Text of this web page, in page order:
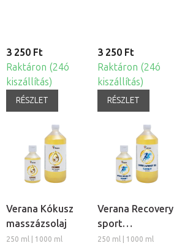
3 250 Ft
Raktáron (24ó
kiszállítás)
RÉSZLET
3 250 Ft
Raktáron (24ó
kiszállítás)
RÉSZLET
Verana Kókusz
masszázsolaj
250 ml | 1000 ml
Verana Recovery
sport
masszázsolaj
250 ml | 1000 ml